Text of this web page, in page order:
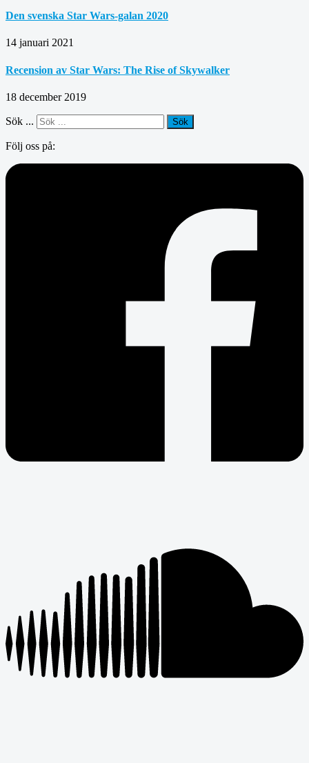
Den svenska Star Wars-galan 2020
14 januari 2021
Recension av Star Wars: The Rise of Skywalker
18 december 2019
Sök ... Sök
Följ oss på: